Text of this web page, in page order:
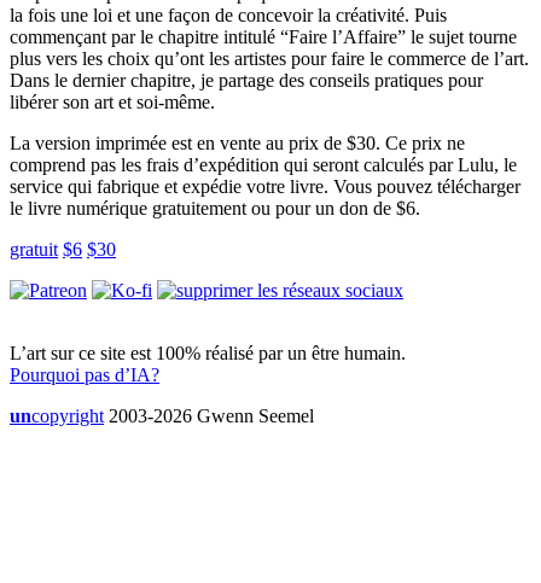
la fois une loi et une façon de concevoir la créativité. Puis
commençant par le chapitre intitulé “Faire l’Affaire” le sujet tourne
plus vers les choix qu’ont les artistes pour faire le commerce de l’art.
Dans le dernier chapitre, je partage des conseils pratiques pour
libérer son art et soi-même.
La version imprimée est en vente au prix de $30. Ce prix ne
comprend pas les frais d’expédition qui seront calculés par Lulu, le
service qui fabrique et expédie votre livre. Vous pouvez télécharger
le livre numérique gratuitement ou pour un don de $6.
gratuit $6 $30
L’art sur ce site est 100% réalisé par un être humain.
Pourquoi pas d’IA?
uncopyright 2003-2026 Gwenn Seemel